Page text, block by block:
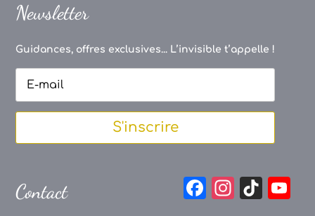
Newsletter
Guidances, offres exclusives... L’invisible t’appelle !
S'inscrire
Contact
F
In Ti